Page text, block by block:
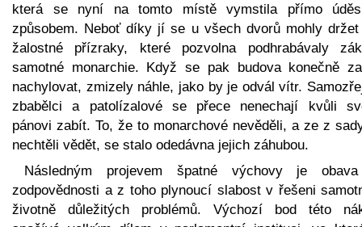
která se nyní na tomto místě vymstila přímo
způsobem. Neboť díky jí se u všech dvorů mohly
žalostné přízraky, které pozvolna podhrabávaly
samotné monarchie. Když se pak budova konečně
nachylovat, zmizely náhle, jako by je odvál vítr.
zbabělci a patolízalové se přece nenechají kvůli
pánovi zabít. To, že to monarchové nevěděli, a ze z
nechtěli vědět, se stalo odedávna jejich záhubou.
Následným projevem špatné výchovy je
zodpovědnosti a z toho plynoucí slabost v řešeni
životně důležitých problémů. Výchozí bod této